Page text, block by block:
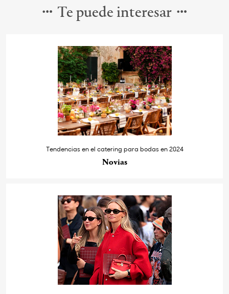
Te puede interesar
Tendencias en el catering para bodas en 2024
Novias